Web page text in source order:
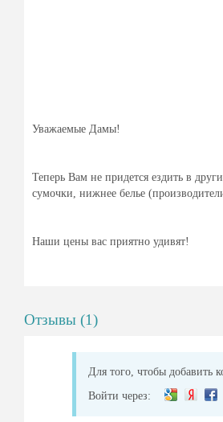
Уважаемые Дамы!
Теперь Вам не придется ездить в
сумочки, нижнее белье
Наши цены вас приятно удивят!
Отзывы (1)
Для того, чтобы добавить
Войти через: